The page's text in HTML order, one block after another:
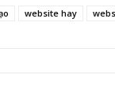
website hay